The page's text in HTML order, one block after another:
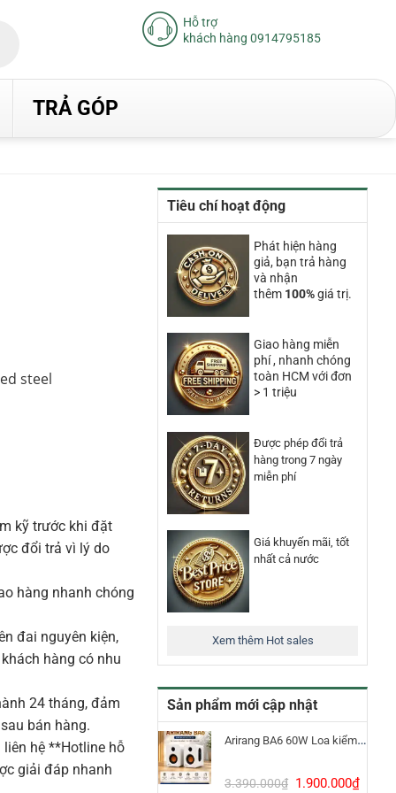
Hỗ trợ
khách hàng 0914795185
TRẢ GÓP
Tiêu chí hoạt động
Phát hiện hàng
giả, bạn trả hàng
và nhận
thêm 100%giá trị.
Giao hàng miễn
phí , nhanh chóng
toàn HCM với đơn
> 1 triệu
Được phép đổi trả
hàng trong 7 ngày
miễn phí
Giá khuyến mãi, tốt
nhất cả nước
Xem thêm Hot sales
Sản phẩm mới cập nhật
Arirang BA6 60W Loa kiểm âm Bluetooth 5.3
3.390.000₫ Giá
1.900.000₫Giá
steel
kỹ trước khi đặt
đổi trả vì lý do
hàng nhanh chóng
đai nguyên kiện,
hàng có nhu
24 tháng, đảm
bán hàng.
hệ **Hotline hỗ
giải đáp nhanh